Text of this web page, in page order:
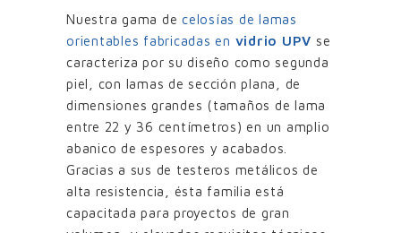
Nuestra gama de celosías de lamas
orientables fabricadas en vidrio UPV se
caracteriza por su diseño como segunda
piel, con lamas de sección plana, de
dimensiones grandes (tamaños de lama
entre 22 y 36 centímetros) en un amplio
abanico de espesores y acabados.
Gracias a sus de testeros metálicos de
alta resistencia, ésta familia está
capacitada para proyectos de gran